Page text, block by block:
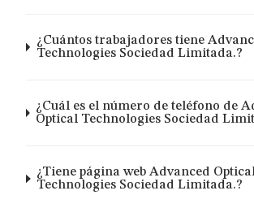
¿Cuántos trabajadores tiene
Technologies Sociedad Limitada.?
¿Cuál es el número de teléfono de
Optical Technologies Sociedad
¿Tiene página web Advanced
Technologies Sociedad Limitada.?